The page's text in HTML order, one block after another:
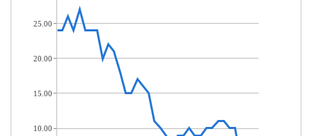
25.00
20.00
15.00
10.00